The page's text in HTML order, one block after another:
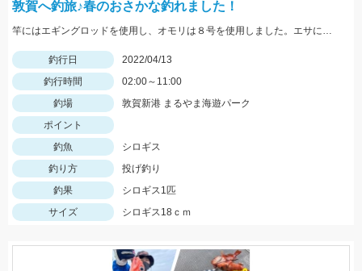
敦賀へ釣旅♪春のおさかな釣れました！
竿にはエギングロッドを使用し、オモリは８号を使用しました。エサには石ゴカイを使用。
釣行日
2022/04/13
釣行時間
02:00～11:00
釣場
敦賀新港 まるやま海遊パーク
ポイント
釣魚
シロギス
釣り方
投げ釣り
釣果
シロギス1匹
サイズ
シロギス18ｃｍ